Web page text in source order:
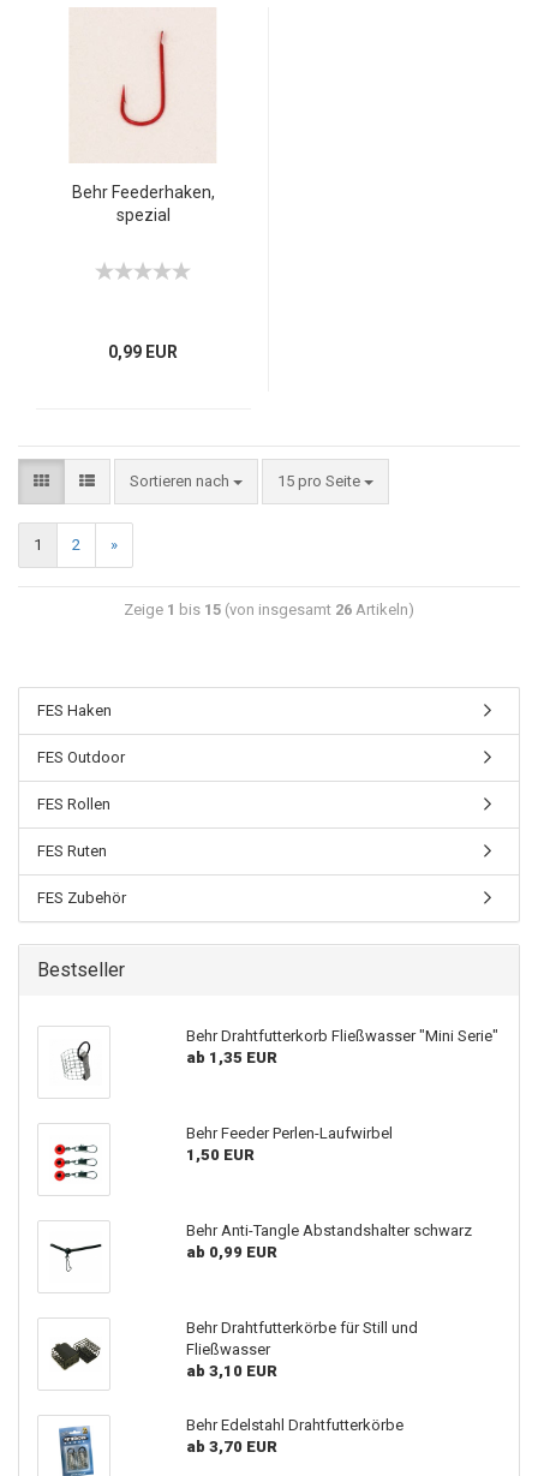
Behr Feederhaken,
spezial
0,99 EUR
Sortieren nach 15 pro Seite
1 2 »
Zeige 1 bis 15 (von insgesamt 26 Artikeln)
FES Haken
FES Outdoor
FES Rollen
FES Ruten
FES Zubehör
Bestseller
Behr Drahtfutterkorb Fließwasser "Mini Serie"
ab 1,35 EUR
Behr Feeder Perlen-Laufwirbel
1,50 EUR
Behr Anti-Tangle Abstandshalter schwarz
ab 0,99 EUR
Behr Drahtfutterkörbe für Still und
Fließwasser
ab 3,10 EUR
Behr Edelstahl Drahtfutterkörbe
ab 3,70 EUR